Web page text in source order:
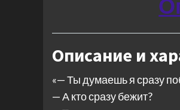
Описание и
«— Ты думаешь я сразу
— А кто сразу бежит?